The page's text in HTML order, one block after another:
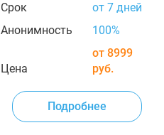
Срок
от 7 дней
Анонимность
100%
Цена
от 8999
руб.
Подробнее